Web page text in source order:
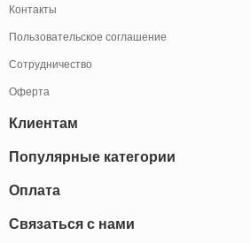
Контакты
Пользовательское соглашение
Сотрудничество
Оферта
Клиентам
Блог
Обмен и Возврат
Популярные категории
Мужские кожаные сумки
Саквояжи
Оплата
Оплату товаров можно
осуществить
Связаться с нами